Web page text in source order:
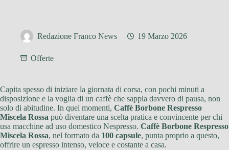
Redazione Franco News 19 Marzo 2026
Offerte
Capita spesso di iniziare la giornata di corsa, con pochi minuti a
disposizione e la voglia di un caffè che sappia davvero di pausa, non
solo di abitudine. In quei momenti, Caffè Borbone Respresso
Miscela Rossa può diventare una scelta pratica e convincente per chi
usa macchine ad uso domestico Nespresso. Caffè Borbone Respresso
Miscela Rossa, nel formato da 100 capsule, punta proprio a questo,
offrire un espresso intenso, veloce e costante a casa.